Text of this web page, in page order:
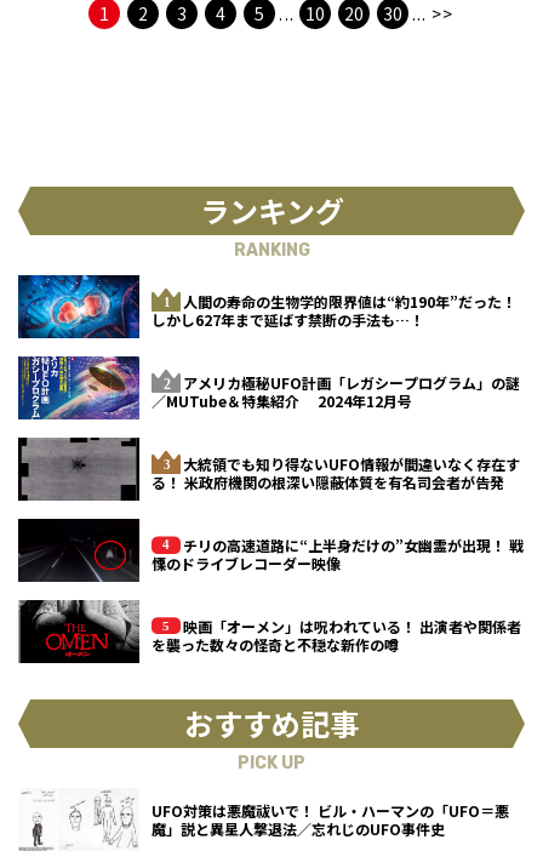
1 2 3 4 5 ... 10 20 30 ... >>
ランキング
RANKING
人間の寿命の生物学的限界値は“約190年”だった！
しかし627年まで延ばす禁断の手法も…！
アメリカ極秘UFO計画「レガシープログラム」の謎
／MUTube＆特集紹介 2024年12月号
大統領でも知り得ないUFO情報が間違いなく存在す
る！ 米政府機関の根深い隠蔽体質を有名司会者が告発
チリの高速道路に“上半身だけの”女幽霊が出現！ 戦
慄のドライブレコーダー映像
映画「オーメン」は呪われている！ 出演者や関係者
を襲った数々の怪奇と不穏な新作の噂
おすすめ記事
PICK UP
UFO対策は悪魔祓いで！ ビル・ハーマンの「UFO＝悪
魔」説と異星人撃退法／忘れじのUFO事件史